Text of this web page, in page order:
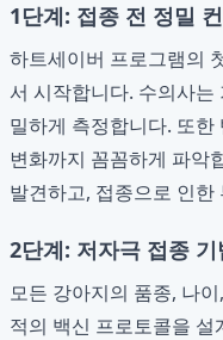
1단계: 접종 전 정밀
하트세이버 프로그램의
서 시작합니다. 수의사
밀하게 측정합니다. 또
변화까지 꼼꼼하게 파악
발견하고, 접종으로 인
2단계: 저자극 접종
모든 강아지의 품종, 나
적의 백신 프로토콜을